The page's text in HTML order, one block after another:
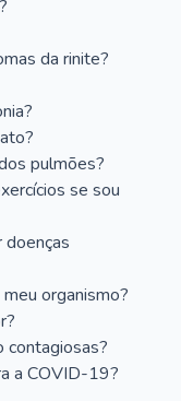
da rinite?
pulmões?
se sou
organismo?
contagiosas?
a COVID-19?